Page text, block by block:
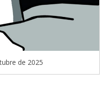
de 2025